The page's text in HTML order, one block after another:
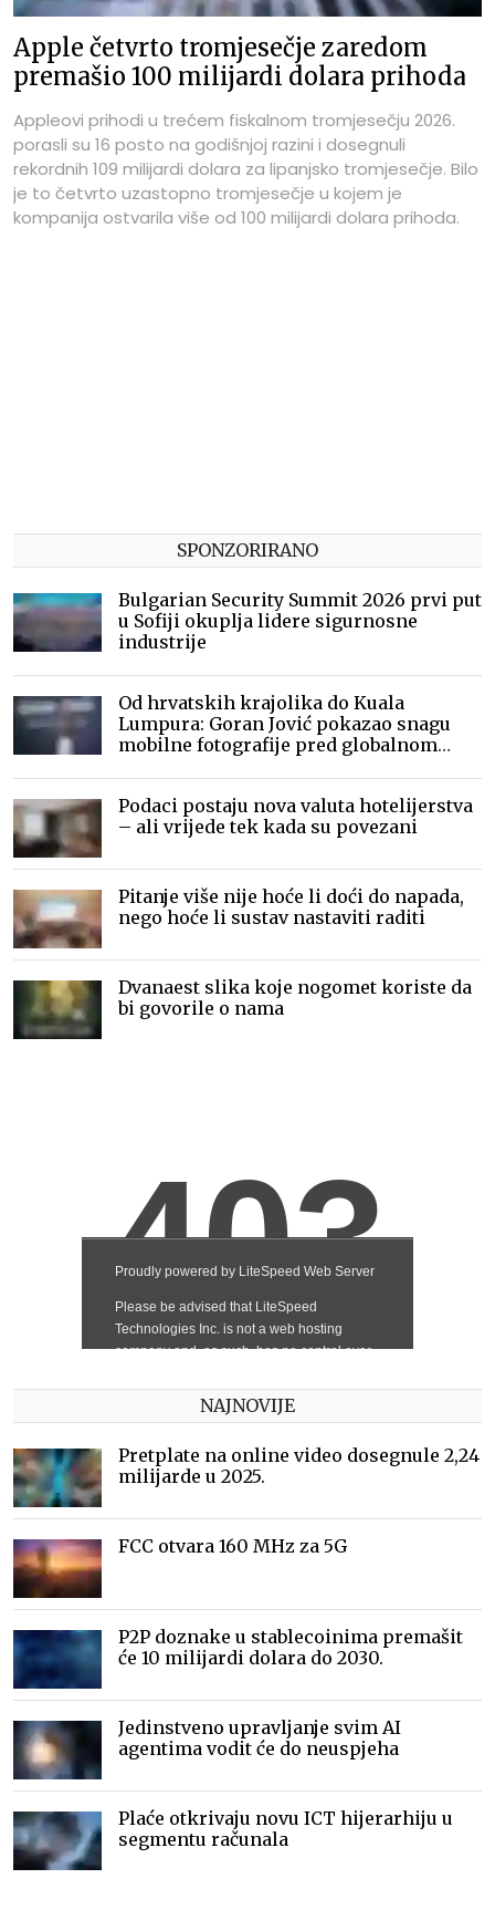
Apple četvrto tromjesečje zaredom
premašio 100 milijardi dolara prihoda
Appleovi prihodi u trećem fiskalnom tromjesečju 2026.
porasli su 16 posto na godišnjoj razini i dosegnuli
rekordnih 109 milijardi dolara za lipanjsko tromjesečje. Bilo
je to četvrto uzastopno tromjesečje u kojem je
kompanija ostvarila više od 100 milijardi dolara prihoda.
SPONZORIRANO
Bulgarian Security Summit 2026 prvi put
u Sofiji okuplja lidere sigurnosne
industrije
Od hrvatskih krajolika do Kuala
Lumpura: Goran Jović pokazao snagu
mobilne fotografije pred globalnom
Podaci postaju nova valuta hotelijerstva
– ali vrijede tek kada su povezani
Pitanje više nije hoće li doći do napada,
nego hoće li sustav nastaviti raditi
Dvanaest slika koje nogomet koriste da
bi govorile o nama
NAJNOVIJE
Pretplate na online video dosegnule 2,24
milijarde u 2025.
FCC otvara 160 MHz za 5G
P2P doznake u stablecoinima premašit
će 10 milijardi dolara do 2030.
Jedinstveno upravljanje svim AI
agentima vodit će do neuspjeha
Plaće otkrivaju novu ICT hijerarhiju u
segmentu računala